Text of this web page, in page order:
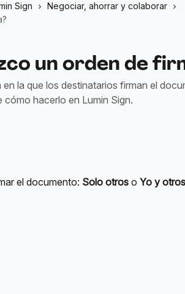
Sign
Negociar, ahorrar y colaborar
un orden de
la que los destinatarios firman el
hacerlo en Lumin Sign.
el documento: Solo otros o Yo y otros